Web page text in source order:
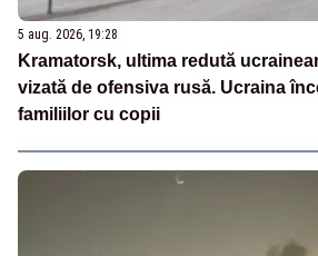
5 aug. 2026, 19:28
Kramatorsk, ultima redută
vizată de ofensiva rusă. Ucraina
familiilor cu copii